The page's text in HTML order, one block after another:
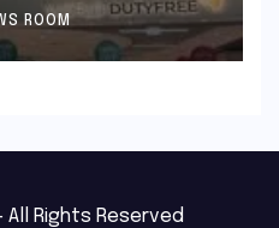
ROOM
All Rights Reserved